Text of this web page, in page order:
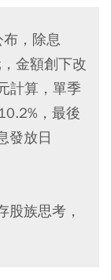
，除息
金額創下改
計算，單季
，最後
發放日
族思考，